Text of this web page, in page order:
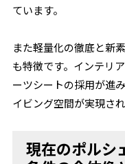
ています。
また軽量化の徹底と新
も特徴です。インテリ
ーツシートの採用が進
イビング空間が実現され
現在のポルシ